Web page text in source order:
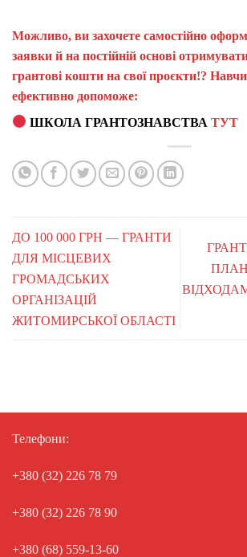
Можливо, ви захочете самостійно
заявки й на постійній основі
грантові кошти на свої проєкти!?
ефективно допоможе:
ШКОЛА ГРАНТОЗНАВСТВАТУТ
ДО 100 000 ГРН — ГРАНТИ
ДЛЯ МІСЦЕВИХ
ГРОМАДСЬКИХ
ОРГАНІЗАЦІЙ
ЖИТОМИРСЬКОЇ ОБЛАСТІ
Телефони:
+380 (32) 226 78 79
+380 (32) 226 78 90
+380 (68) 559-13-60